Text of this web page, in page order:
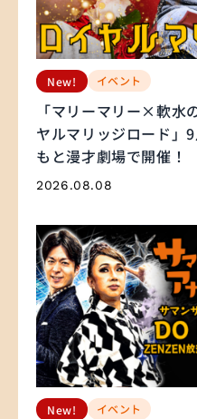
New! イベント
「マリーマリー×軟水
ヤルマリッジロード」
もと漫才劇場で開催！
2026.08.08
New! イベント